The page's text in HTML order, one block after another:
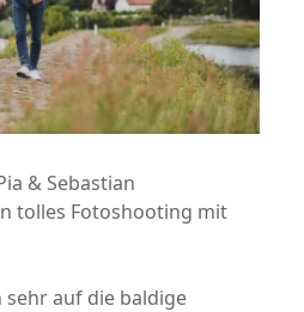
& Sebastian
tolles Fotoshooting mit
auf die baldige